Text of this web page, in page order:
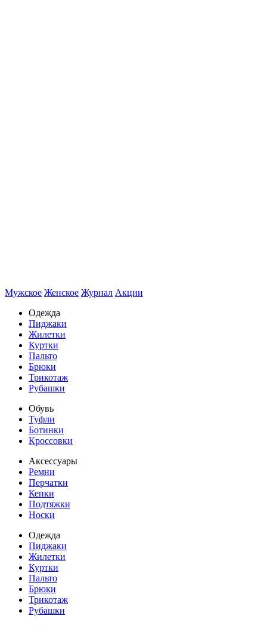
Мужское Женское Журнал Акции
Одежда
Пиджаки
Жилетки
Куртки
Пальто
Брюки
Трикотаж
Рубашки
Обувь
Туфли
Ботинки
Кроссовки
Аксессуары
Ремни
Перчатки
Кепки
Подтяжки
Носки
Одежда
Пиджаки
Жилетки
Куртки
Пальто
Брюки
Трикотаж
Рубашки